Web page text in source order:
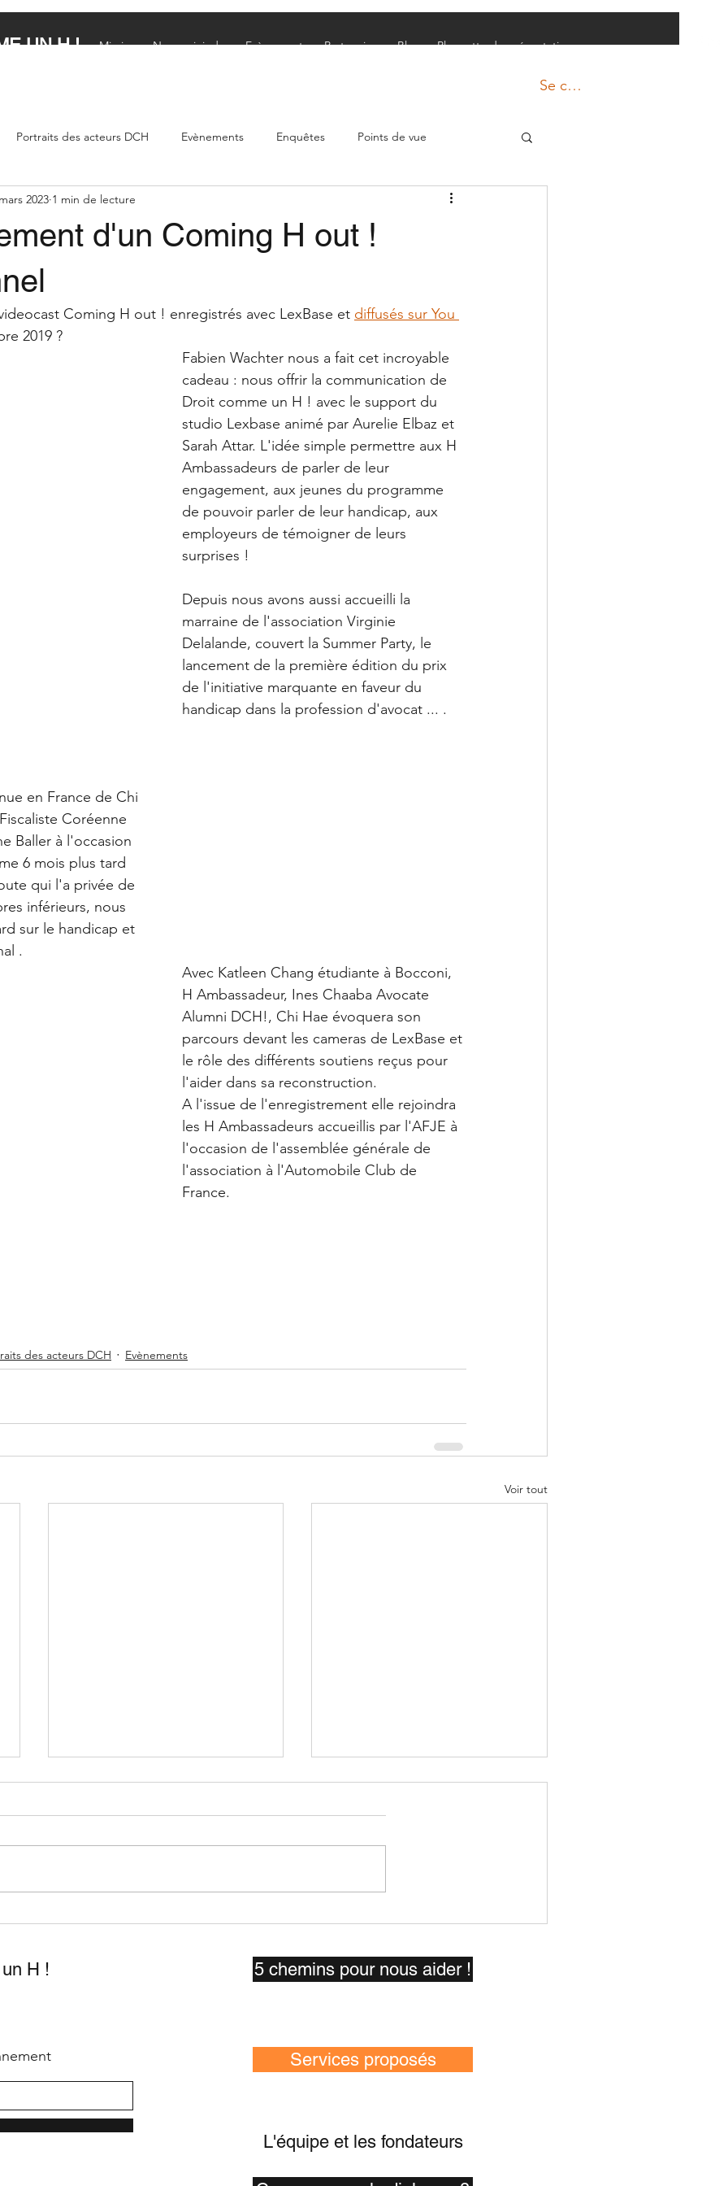
Mission Nous rejoindre Evènements Partenaires Blog Plaquette de présentation
UN H !
Se connecter
Portraits des acteurs DCH Evènements Enquêtes Points de vue
de presse
d'un Coming H out !
2023 1 min de lecture
Coming H out ! enregistrés avec LexBase et diffusés sur You
2019 ?
Fabien Wachter nous a fait cet incroyable
cadeau : nous offrir la communication de
Droit comme un H ! avec le support du
studio Lexbase animé par Aurelie Elbaz et
Sarah Attar. L'idée simple permettre aux H
Ambassadeurs de parler de leur
engagement, aux jeunes du programme
de pouvoir parler de leur handicap, aux
employeurs de témoigner de leurs
surprises !
Depuis nous avons aussi accueilli la
marraine de l'association Virginie
Delalande, couvert la Summer Party, le
lancement de la première édition du prix
de l'initiative marquante en faveur du
handicap dans la profession d'avocat ... .
en France de Chi
Coréenne
Baller à l'occasion
6 mois plus tard
qui l'a privée de
inférieurs, nous
sur le handicap et
.
Avec Katleen Chang étudiante à Bocconi,
H Ambassadeur, Ines Chaaba Avocate
Alumni DCH!, Chi Hae évoquera son
parcours devant les cameras de LexBase et
le rôle des différents soutiens reçus pour
l'aider dans sa reconstruction.
A l'issue de l'enregistrement elle rejoindra
les H Ambassadeurs accueillis par l'AFJE à
l'occasion de l'assemblée générale de
l'association à l'Automobile Club de
France.
des acteurs DCH Evènements
Voir tout
H ! 5 chemins pour nous aider !
Services proposés
L'équipe et les fondateurs